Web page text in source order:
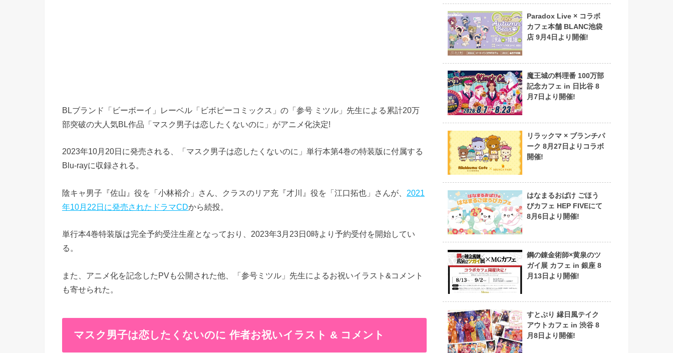
BLブランド「ビーボーイ」レーベル「ビボピーコミックス」の「参号 ミツル」先生による累計20万
部突破の大人気BL作品「マスク男子は恋したくないのに」がアニメ化決定!
2023年10月20日に発売される、「マスク男子は恋したくないのに」単行本第4巻の特装版に付属する
Blu-rayに収録される。
陰キャ男子『佐山』役を「小林裕介」さん、クラスのリア充『才川』役を「江口拓也」さんが、 2021
年10月22日に発売されたドラマCDから続投。
単行本4巻特装版は完全予約受注生産となっており、2023年3月23日0時より予約受付を開始してい
る。
また、アニメ化を記念したPVも公開された他、「参号ミツル」先生によるお祝いイラスト&コメント
も寄せられた。
マスク男子は恋したくないのに 作者お祝いイラスト & コメント
Paradox Live × コラボ
カフェ本舗 BLANC池袋
店 9月4日より開催!
魔王城の料理番 100万部
記念カフェ in 日比谷 8
月7日より開催!
リラックマ × ブランチパ
ーク 8月27日よりコラボ
開催!
はなまるおばけ ごほう
びカフェ HEP FIVEにて
8月6日より開催!
鋼の錬金術師×黄泉のツ
ガイ展 カフェ in 銀座 8
月13日より開催!
すとぷり 縁日風テイク
アウトカフェ in 渋谷 8
月8日より開催!